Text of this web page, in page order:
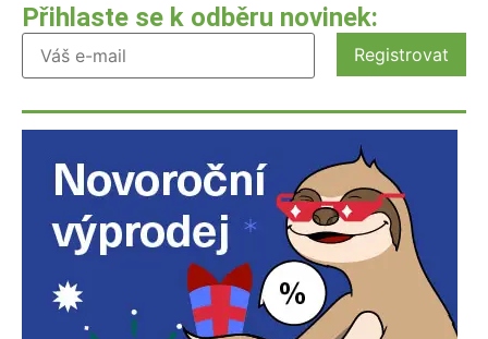
Přihlaste se k odběru novinek: